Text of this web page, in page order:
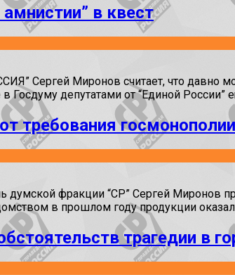
в квест
Сергей Миронов считает, что давно
депутатами от “Единой России”
госмонополии
фракции “СР” Сергей Миронов
в прошлом году продукции
трагедии в